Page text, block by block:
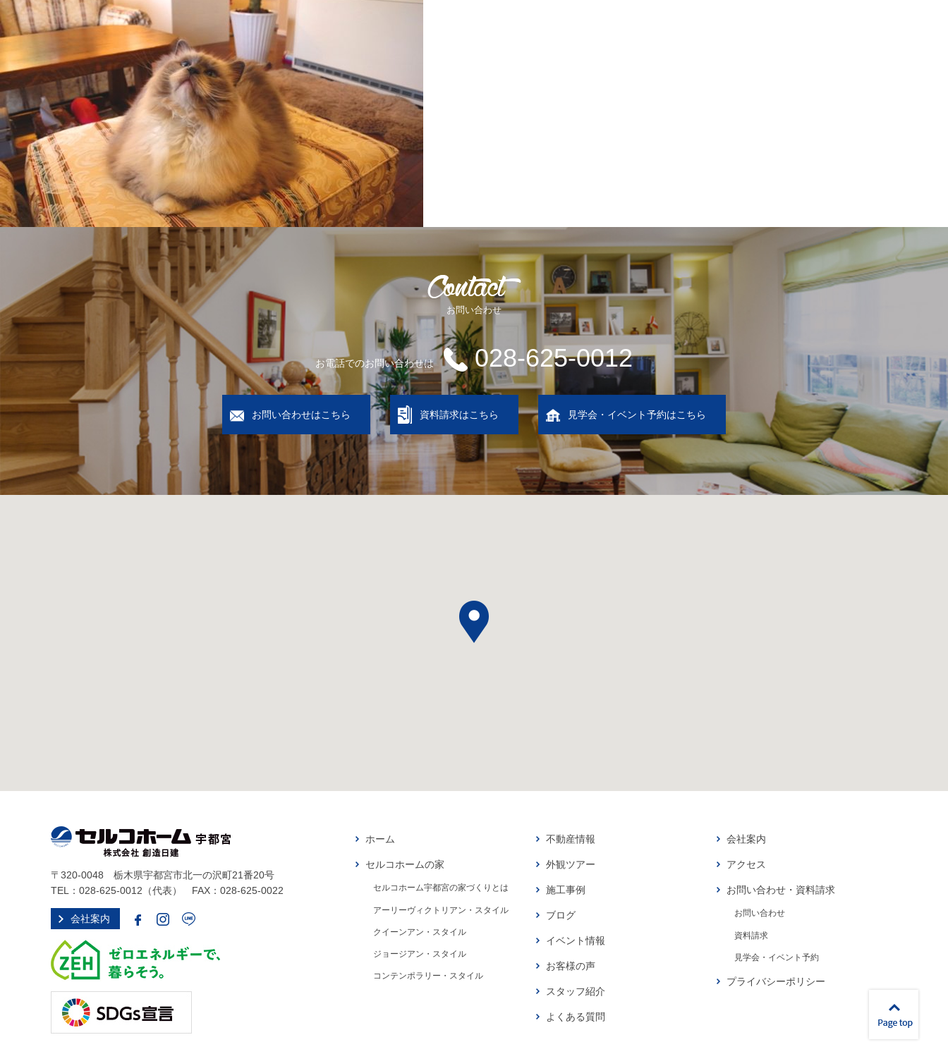
お問い合わせ
お電話でのお問い合わせは 028-625-0012
お問い合わせはこちら 資料請求はこちら 見学会・イベント予約はこちら
ホーム
セルコホームの家
セルコホーム宇都宮の家づくりとは
アーリーヴィクトリアン・スタイル
クイーンアン・スタイル
ジョージアン・スタイル
コンテンポラリー・スタイル
不動産情報
外観ツアー
施工事例
ブログ
イベント情報
お客様の声
スタッフ紹介
よくある質問
会社案内
アクセス
お問い合わせ・資料請求
お問い合わせ
資料請求
見学会・イベント予約
プライバシーポリシー
〒320-0048 栃木県宇都宮市北一の沢町21番20号
TEL： 028-625-0012 （代表） FAX：028-625-0022
会社案内